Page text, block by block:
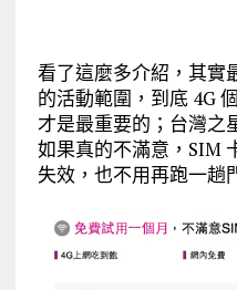
看了這麼多介紹，其實
的活動範圍，到底 4G
才是最重要的；台灣之
如果真的不滿意，SIM
失效，也不用再跑一趟